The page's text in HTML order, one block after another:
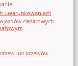
uwarunkowaniach
ciężarowych
lub krzewów